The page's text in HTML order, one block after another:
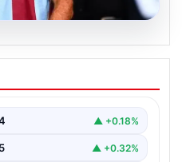
Maçı Kadrosu
akşam kozlarını▲ +0.18%
▲ +0.32%